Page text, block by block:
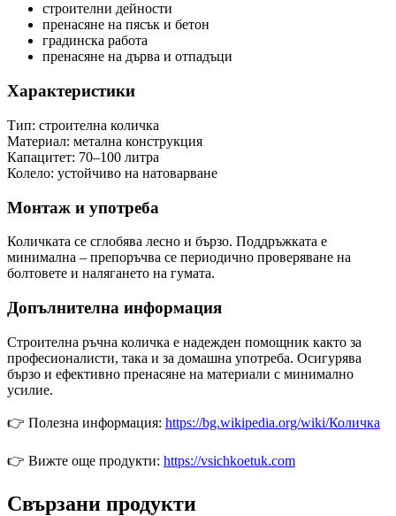
строителни дейности
пренасяне на пясък и бетон
градинска работа
пренасяне на дърва и отпадъци
Характеристики
Тип: строителна количка
Материал: метална конструкция
Капацитет: 70–100 литра
Колело: устойчиво на натоварване
Монтаж и употреба
Количката се сглобява лесно и бързо. Поддръжката е
минимална – препоръчва се периодично проверяване на
болтовете и налягането на гумата.
Допълнителна информация
Строителна ръчна количка е надежден помощник както за
професионалисти, така и за домашна употреба. Осигурява
бързо и ефективно пренасяне на материали с минимално
усилие.
👉 Полезна информация: https://bg.wikipedia.org/wiki/Количка
👉 Вижте още продукти: https://vsichkoetuk.com
Свързани продукти